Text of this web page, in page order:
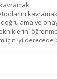
ve
için iyi derecede